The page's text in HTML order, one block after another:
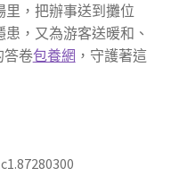
里，把辦事送到攤位
，又為游客送暖和、
答卷包養網 ，守護著這